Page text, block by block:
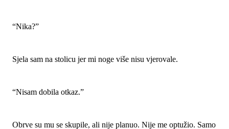
“Nika?”
Sjela sam na stolicu jer mi noge više nisu vjerovale.
“Nisam dobila otkaz.”
Obrve su mu se skupile, ali nije planuo. Nije me optužio. Samo